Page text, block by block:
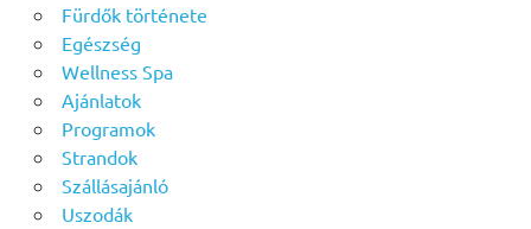
Fürdők története
Egészség
Wellness Spa
Ajánlatok
Programok
Strandok
Szállásajánló
Uszodák